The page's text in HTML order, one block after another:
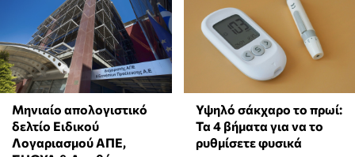
Μηνιαίο απολογιστικό
δελτίο Ειδικού
Λογαριασμού ΑΠΕ,
Υψηλό σάκχαρο το πρωί:
Τα 4 βήματα για να το
ρυθμίσετε φυσικά